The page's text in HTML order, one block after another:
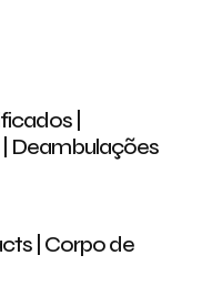
|
| Deambulações
| Corpo de